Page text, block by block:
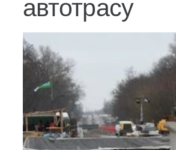
автотрасу